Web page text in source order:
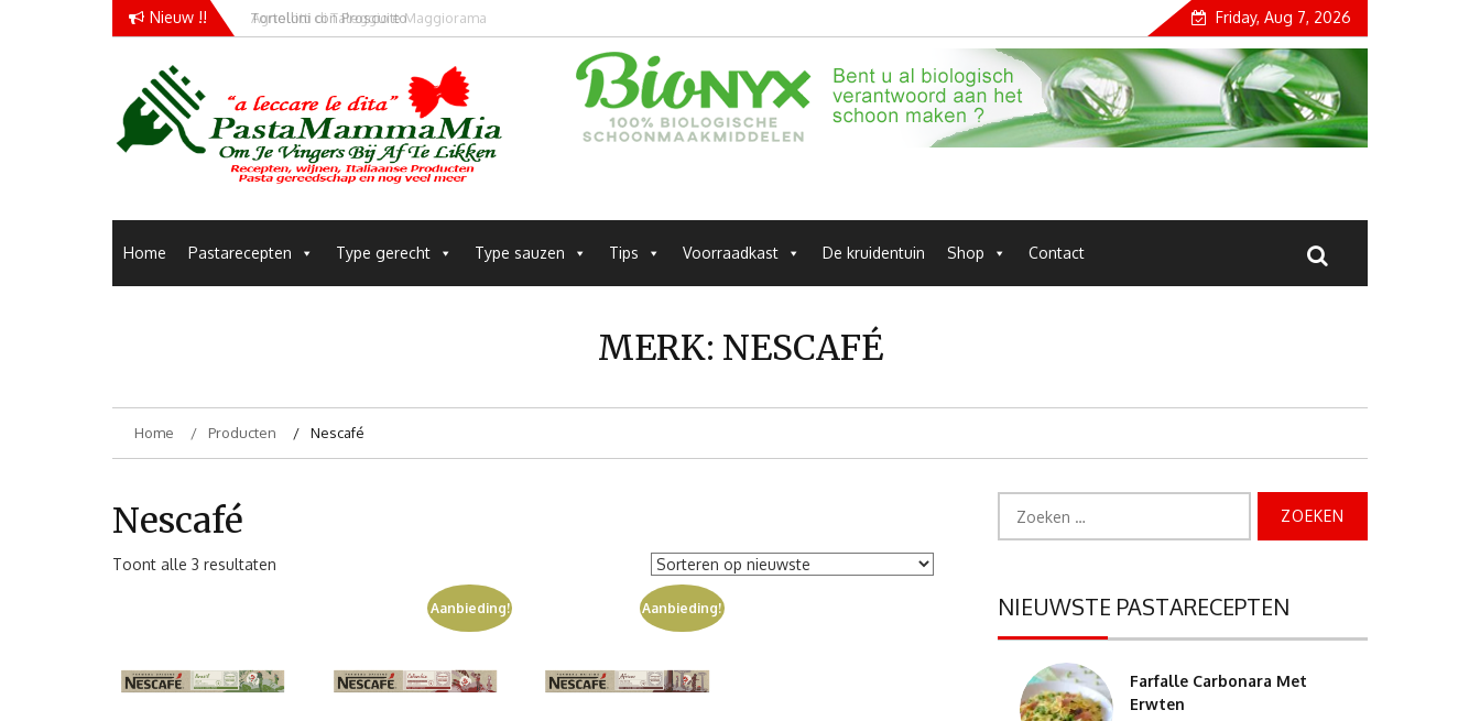
Nieuw !! Agnolotti di Taleggio e Maggiorama Friday, Aug 7, 2026
Pastamammamia
Home Pastarecepten Type gerecht Type sauzen Tips Voorraadkast De kruidentuin Shop Contact
MERK: NESCAFÉ
Home Producten Nescafé
Nescafé
Toont alle 3 resultaten
Aanbieding! Aanbieding!
naar:
NIEUWSTE PASTARECEPTEN
Farfalle Carbonara Met
Erwten